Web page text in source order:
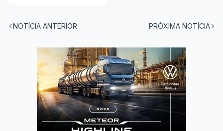
NOTÍCIA ANTERIOR PRÓXIMA NOTÍCIA